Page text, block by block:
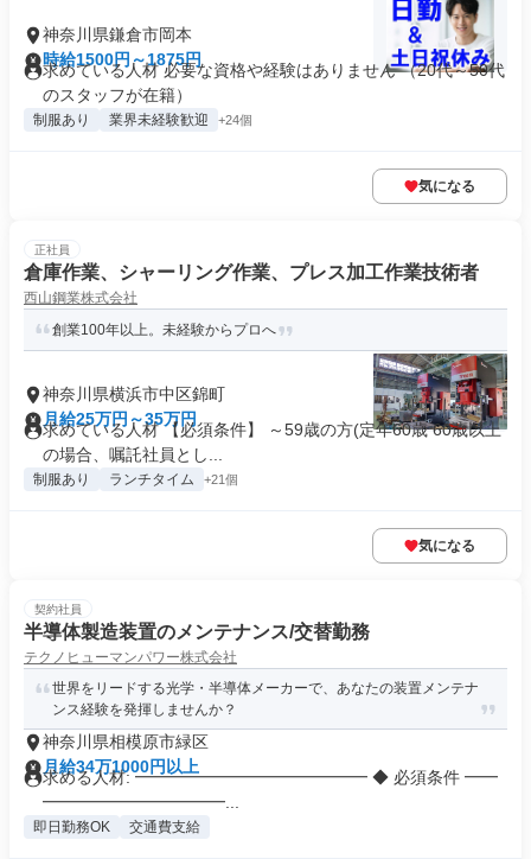
神奈川県鎌倉市岡本
時給1500円～1875円
求めている人材 必要な資格や経験はありません （20代～50代
のスタッフが在籍）
制服あり 業界未経験歓迎 +24個
気になる
正社員
倉庫作業、シャーリング作業、プレス加工作業技術者
西山鋼業株式会社
創業100年以上。未経験からプロへ
神奈川県横浜市中区錦町
月給25万円～35万円
求めている人材 【必須条件】 ～59歳の方(定年60歳 60歳以上
の場合、嘱託社員とし...
制服あり ランチタイム +21個
気になる
契約社員
半導体製造装置のメンテナンス/交替勤務
テクノヒューマンパワー株式会社
世界をリードする光学・半導体メーカーで、あなたの装置メンテナ
ンス経験を発揮しませんか？
神奈川県相模原市緑区
月給34万1000円以上
求める人材: ━━━━━━━━━━━━━━ ◆ 必須条件 ━━
━━━━━━━━━━━...
即日勤務OK 交通費支給